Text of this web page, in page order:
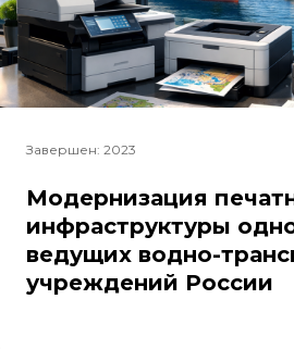
Завершен: 2023
Модернизация
инфраструктуры
ведущих водно-
учреждений России